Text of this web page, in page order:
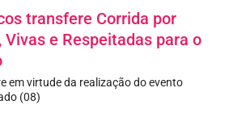
transfere Corrida por
e Respeitadas para o
em virtude da realização do evento
(08)